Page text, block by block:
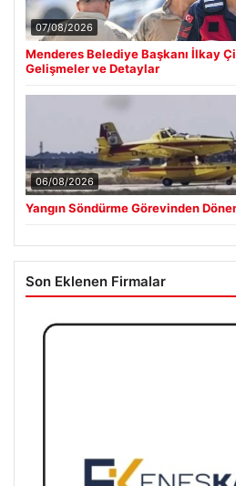
07/08/2026
Menderes Belediye Başkanı İlkay
Gelişmeler ve Detaylar
06/08/2026
Yangın Söndürme Görevinden
Son Eklenen Firmalar